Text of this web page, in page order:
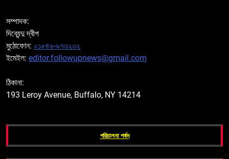
সম্পাদক:
দিব্যেন্দু দ্বীপ
মুঠোফোন: ০১৮৪৬-৯৭৩২৩২
ইমেইল: editor.followupnews@gmail.com
ঠিকানা:
193 Leroy Avenue, Buffalo, NY 14214
পরিচালনা পর্ষদ